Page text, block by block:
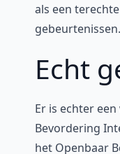
als een
gebeurtenissen.
Echt
Er is echter
Bevordering
het Openbaar